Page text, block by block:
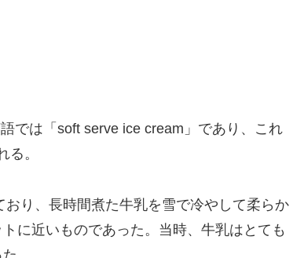
では「soft serve ice cream」であり、これ
る。
り、長時間煮た牛乳を雪で冷やして柔らか
に近いものであった。当時、牛乳はとても
。